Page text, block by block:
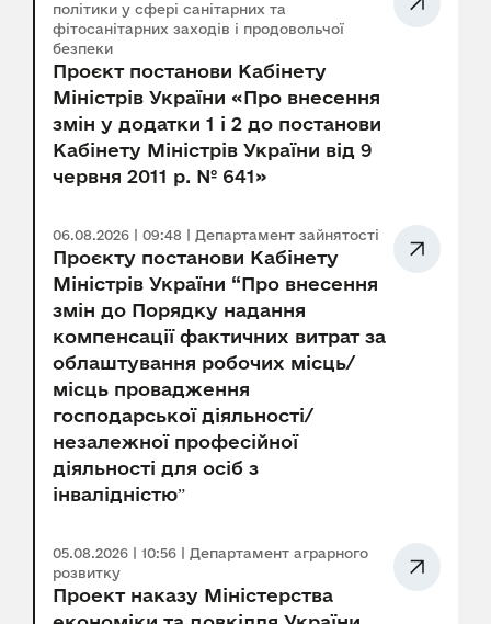
політики у сфері санітарних та
фітосанітарних заходів і продовольчої
безпеки
Проєкт постанови Кабінету
Міністрів України «Про внесення
змін у додатки 1 і 2 до постанови
Кабінету Міністрів України від 9
червня 2011 р. № 641»
06.08.2026 | 09:48 | Департамент зайнятості
Проєкту постанови Кабінету
Міністрів України “Про внесення
змін до Порядку надання
компенсації фактичних витрат за
облаштування робочих місць/
місць провадження
господарської діяльності/
незалежної професійної
діяльності для осіб з
інвалідністюˮ
05.08.2026 | 10:56 | Департамент аграрного
розвитку
Проект наказу Міністерства